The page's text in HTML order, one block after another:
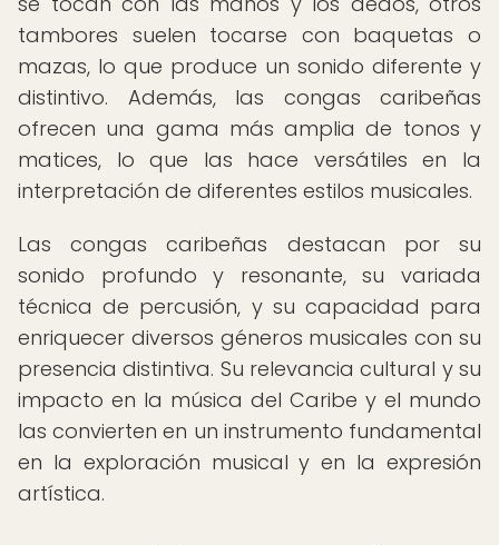
tambores suelen tocarse con baquetas o
mazas, lo que produce un sonido diferente y
distintivo. Además, las congas caribeñas
ofrecen una gama más amplia de tonos y
matices, lo que las hace versátiles en la
interpretación de diferentes estilos musicales.
Las congas caribeñas destacan por su
sonido profundo y resonante, su variada
técnica de percusión, y su capacidad para
enriquecer diversos géneros musicales con su
presencia distintiva. Su relevancia cultural y su
impacto en la música del Caribe y el mundo
las convierten en un instrumento fundamental
en la exploración musical y en la expresión
artística.